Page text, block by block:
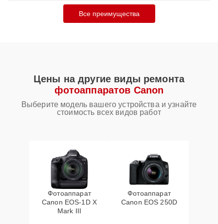
Все преимущества
Цены на другие виды ремонта
фотоаппаратов Canon
Выберите модель вашего устройства и узнайте
стоимость всех видов работ
Фотоаппарат
Canon EOS‑1D X
Mark III
Фотоаппарат
Canon EOS 250D